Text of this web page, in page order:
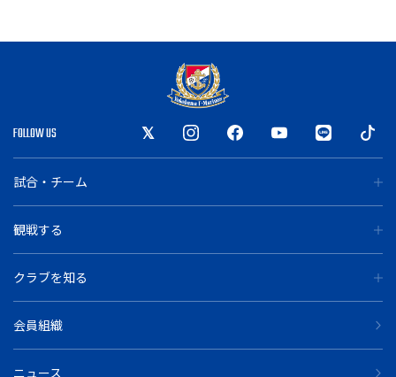
FOLLOW US
試合・チーム
観戦する
クラブを知る
会員組織
ニュース